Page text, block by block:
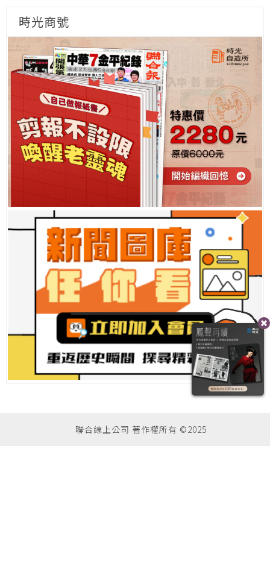
時光商號
聯合線上公司 著作權所有 ©2025